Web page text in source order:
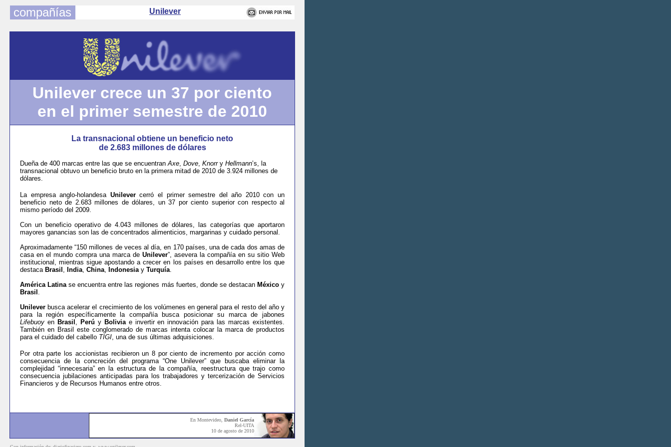
compañías Unilever
Unilever crece un 37 por ciento
en el primer semestre de 2010
La transnacional obtiene un beneficio neto
de 2.683 millones de dólares
Dueña de 400 marcas entre las que se encuentranAxe, Dove, Knorry Hellmann’s, la
transnacional obtuvo un beneficio bruto en la primera mitad de 2010 de 3.924 millones de
dólares.
La empresa anglo-holandesa Unilevercerró el primer semestre del año 2010 con un
beneficio neto de 2.683 millones de dólares, un 37 por ciento superior con respecto al
mismo período del 2009.
Con un beneficio operativo de 4.043 millones de dólares, las categorías que aportaron
mayores ganancias son las de concentrados alimenticios, margarinas y cuidado personal.
Aproximadamente “150 millones de veces al día, en 170 países, una de cada dos amas de
casa en el mundo compra una marca de Unilever”, asevera la compañía en su sitio Web
institucional, mientras sigue apostando a crecer en los países en desarrollo entre los que
destaca Brasil , India, China, Indonesiay Turquía.
América Latinase encuentra entre las regiones más fuertes, donde se destacan Méxicoy
Brasil .
Unilever busca acelerar el crecimiento de los volúmenes en general para el resto del año y
para la región específicamente la compañía busca posicionar su marca de jabones
Lifebuoy en Brasil , Perú y Boliviae invertir en innovación para las marcas existentes.
También en Brasil este conglomerado de marcas intenta colocar la marca de productos
para el cuidado del cabello TIGI, una de sus últimas adquisiciones.
Por otra parte los accionistas recibieron un 8 por ciento de incremento por acción como
consecuencia de la concreción del programa “One Unilever” que buscaba eliminar la
complejidad “innecesaria” en la estructura de la compañía, reestructura que trajo como
consecuencia jubilaciones anticipadas para los trabajadores y tercerización de Servicios
Financieros y de Recursos Humanos entre otros.
En Montevideo, Daniel García
Rel-UITA
10 de agosto de 2010